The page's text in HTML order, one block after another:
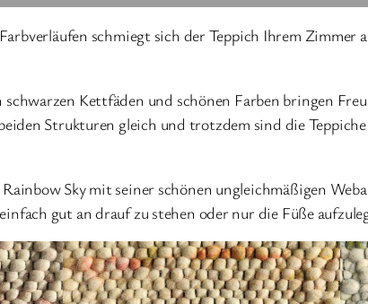
schmiegt sich der Teppich Ihrem
Kettfäden und schönen Farben bringen
Strukturen gleich und trotzdem sind die
Sky mit seiner schönen ungleichmäßigen
gut an drauf zu stehen oder nur die Füße